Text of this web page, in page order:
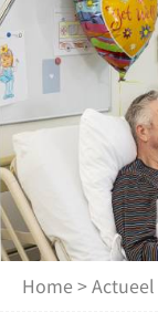
Home >Actueel